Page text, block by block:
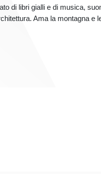
di libri gialli e di musica,
Ama la montagna e